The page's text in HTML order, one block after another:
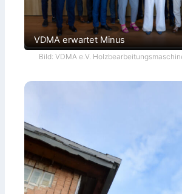
VDMA erwartet Minus
Bild: VDMA e.V.